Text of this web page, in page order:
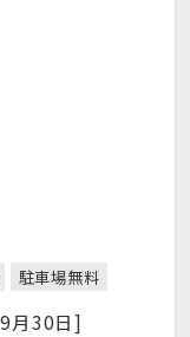
駐車場無料
月30日]